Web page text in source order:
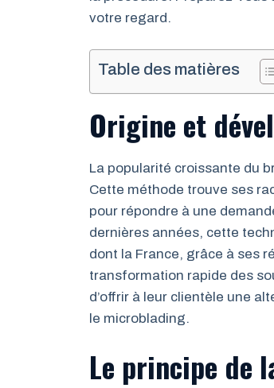
votre regard.
Table des matières
Origine et
La popularité croissante du
Cette méthode trouve ses
pour répondre à une
dernières années, cette
dont la France, grâce à ses
transformation rapide des
d’offrir à leur clientèle une
le microblading.
Le principe de